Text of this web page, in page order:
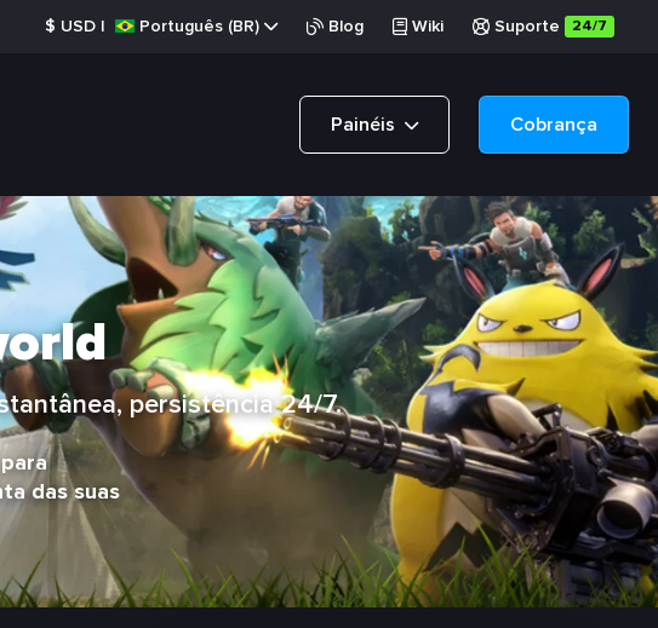
$ USD | Português (BR) Blog Wiki Suporte 24/7
Painéis Cobrança
persistência 24/7.
das suas